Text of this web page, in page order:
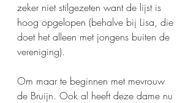
zeker niet stilgezeten want de lijst is
hoog opgelopen (behalve bij Lisa, die
doet het alleen met jongens buiten de
vereniging).
Om maar te beginnen met mevrouw
de Bruijn. Ook al heeft deze dame nu